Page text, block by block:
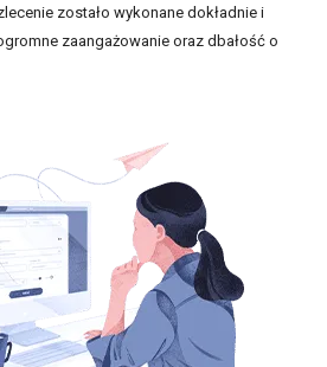
zostało wykonane dokładnie i
zaangażowanie oraz dbałość o